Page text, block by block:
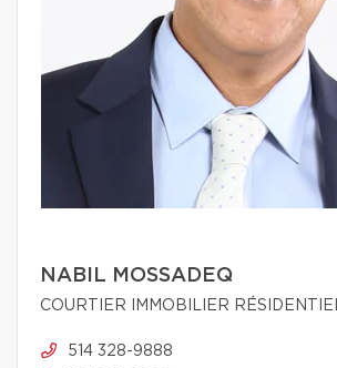
NABIL MOSSADEQ
COURTIER IMMOBILIER RÉSIDENTIEL
514 328-9888